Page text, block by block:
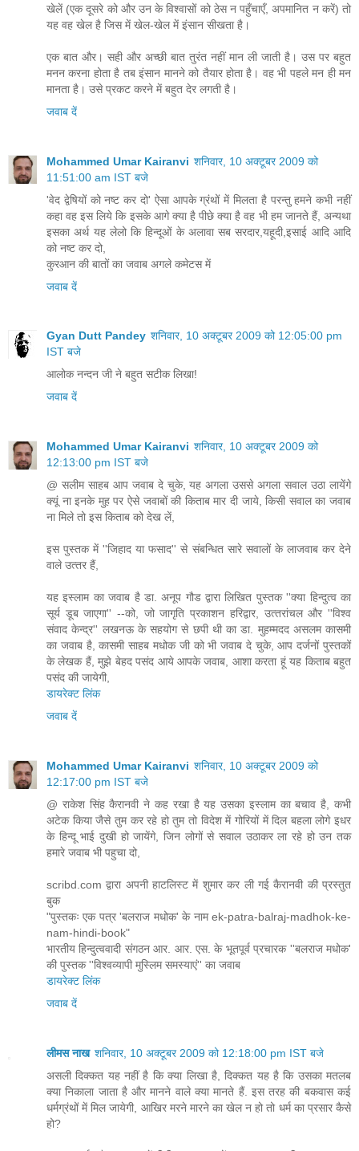
खेलें (एक दूसरे को और उन के विश्वासों को ठेस न पहुँचाएँ, अपमानित न करें) तो
यह वह खेल है जिस में खेल-खेल में इंसान सीखता है।
एक बात और। सही और अच्छी बात तुरंत नहीं मान ली जाती है। उस पर बहुत
मनन करना होता है तब इंसान मानने को तैयार होता है। वह भी पहले मन ही मन
मानता है। उसे प्रकट करने में बहुत देर लगती है।
जवाब दें
Mohammed Umar Kairanvi शनिवार, 10 अक्टूबर 2009 को
11:51:00 am IST बजे
'वेद द्वेषियों को नष्‍ट कर दो' ऐसा आपके ग्रंथों में मिलता है परन्‍तु हमने कभी नहीं
कहा वह इस लिये कि इसके आगे क्‍या है पीछे क्‍या है वह भी हम जानते हैं, अन्‍यथा
इसका अर्थ यह लेलो कि हिन्‍दूओं के अलावा सब सरदार,यहूदी,इसाई आदि आदि
को नष्‍ट कर दो,
कुरआन की बातों का जवाब अगले कमेटस में
जवाब दें
Gyan Dutt Pandey शनिवार, 10 अक्टूबर 2009 को 12:05:00 pm
IST बजे
आलोक नन्दन जी ने बहुत सटीक लिखा!
जवाब दें
Mohammed Umar Kairanvi शनिवार, 10 अक्टूबर 2009 को
12:13:00 pm IST बजे
@ सलीम साहब आप जवाब दे चुके, यह अगला उससे अगला सवाल उठा लायेंगे
क्‍यूं ना इनके मुह पर ऐसे जवाबों की किताब मार दी जाये, किसी सवाल का जवाब
ना मिले तो इस किताब को देख लें,
इस पुस्‍तक में ''जिहाद या फसाद'' से संबन्धित सारे सवालों के लाजवाब कर देने
वाले उत्‍तर हैं,
यह इस्‍लाम का जवाब है डा. अनूप गौड द्वारा लिखित पुस्‍तक ''क्‍या हिन्‍दुत्‍व का
सूर्य डूब जाएगा'' --को, जो जागृति प्रकाशन हरिद्वार, उत्‍तरांचल और ''विश्‍व
संवाद केन्‍द्र'' लखनऊ के सहयोग से छपी थी का डा. मुहम्‍मदद असलम कासमी
का जवाब है, कासमी साहब मधोक जी को भी जवाब दे चुके, आप दर्जनों पुस्‍तकों
के लेखक हैं, मुझे बेहद पसंद आये आपके जवाब, आशा करता हूं यह किताब बहुत
पसंद की जायेगी,
डायरेक्‍ट लिंक
जवाब दें
Mohammed Umar Kairanvi शनिवार, 10 अक्टूबर 2009 को
12:17:00 pm IST बजे
@ राकेश सिंह कैरानवी ने कह रखा है यह उसका इस्‍लाम का बचाव है, कभी
अटेक किया जैसे तुम कर रहे हो तुम तो विदेश में गोरियों में दिल बहला लोगे इधर
के हिन्‍दू भाई दुखी हो जायेंगे, जिन लोगों से सवाल उठाकर ला रहे हो उन तक
हमारे जवाब भी पहुचा दो,
scribd.com द्वारा अपनी हाटलिस्‍ट में शुमार कर ली गई कैरानवी की प्रस्‍तुत
बुक
"पुस्‍तकः एक पत्र 'बलराज मधोक' के नाम ek-patra-balraj-madhok-ke-
nam-hindi-book"
भारतीय हिन्‍दुत्‍ववादी संगठन आर. आर. एस. के भूतपूर्व प्रचारक ''बलराज मधोक'
की पुस्‍तक ''विश्‍वव्‍यापी मुस्लिम समस्‍याएं'' का जवाब
डायरेक्‍ट लिंक
जवाब दें
लीमस नाख शनिवार, 10 अक्टूबर 2009 को 12:18:00 pm IST बजे
असली दिक्कत यह नहीं है कि क्या लिखा है, दिक्कत यह है कि उसका मतलब
क्या निकाला जाता है और मानने वाले क्या मानते हैं. इस तरह की बकवास कई
धर्मग्रंथों में मिल जायेगी, आखिर मरने मारने का खेल न हो तो धर्म का प्रसार कैसे
हो?